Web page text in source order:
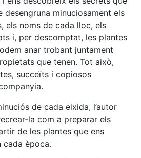
desengruna minuciosament els
els noms de cada lloc, els
i, per descomptat, les plantes
anar trobant juntament
que tenen. Tot això,
succeïts i copiosos
de cada eixida, l’autor
la com a preparar els
de les plantes que ens
cada època.